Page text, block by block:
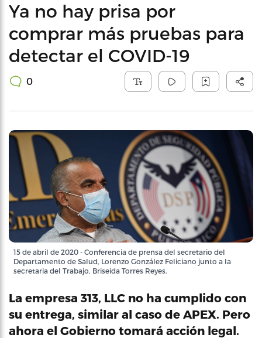
Ya no hay prisa por
comprar más pruebas para
detectar el COVID-19
0
15 de abril de 2020 - Conferencia de prensa del secretario del
Departamento de Salud, Lorenzo González Feliciano junto a la
secretaria del Trabajo, Briseida Torres Reyes.
La empresa 313, LLC no ha cumplido con
su entrega, similar al caso de APEX. Pero
ahora el Gobierno tomará acción legal.